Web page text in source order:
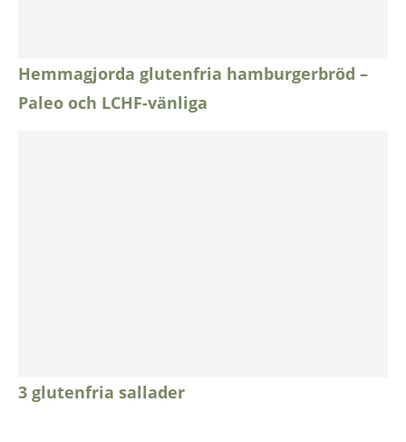
Hemmagjorda glutenfria hamburgerbröd –
Paleo och LCHF-vänliga
3 glutenfria sallader